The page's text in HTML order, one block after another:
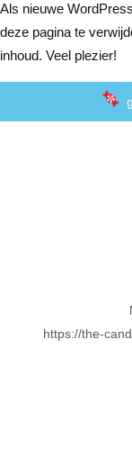
Als nieuwe
deze pagina te
inhoud. Veel plezier!
https://the-